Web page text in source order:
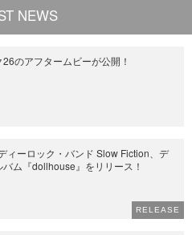
NEWS
のアフタームビーが公開！
ィーロック・バンド Slow Fiction、デ
バム『dollhouse』をリリース！
RELEASE